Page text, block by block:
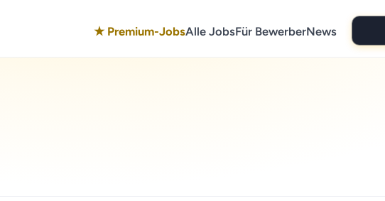
★ Premium-JobsAlle JobsFür BewerberNews